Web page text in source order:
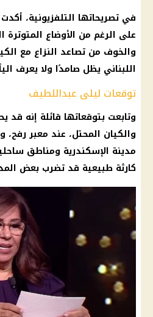
في تصريحاتها التلفزيونية، أكدت
على الرغم من الأوضاع المتوترة
والخوف من تصاعد النزاع مع
اللبناني يظل صامدًا ولا يعرف
توقعات ليلى عبداللطيف
وتابعت بتوقعاتها قائلة إنه
والكيان المحتل، عند معبر رفح،
مدينة الإسكندرية ومناطق
كارثة طبيعية قد تضرب بعض